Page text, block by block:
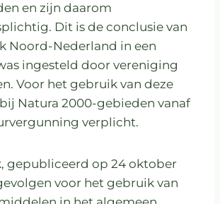
en zijn daarom
Dit is de conclusie van
Noord-Nederland in een
ingesteld door vereniging
Voor het gebruik van deze
Natura 2000-gebieden vanaf
verplicht.
gepubliceerd op 24 oktober
voor het gebruik van